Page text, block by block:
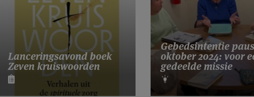
Lanceringsavond boek
Zeven kruiswoorden
Gebedsintentie paus
oktober 2024: voor
gedeelde missie